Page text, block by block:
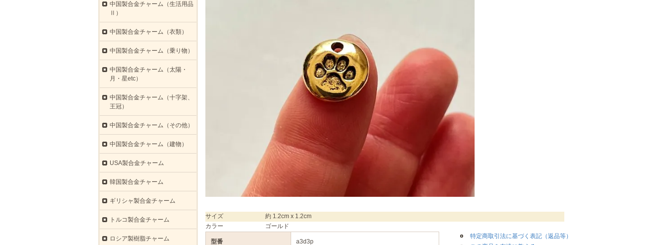
サイズ
約 1.2cm x 1.2cm
カラー
ゴールド
型番 a3d3p
特定商取引法に基づく表記（返品等）
中国製合金チャーム（生活用品
Ⅱ）
中国製合金チャーム（衣類）
中国製合金チャーム（乗り物）
中国製合金チャーム（太陽・
月・星etc）
中国製合金チャーム（十字架、
王冠）
中国製合金チャーム（その他）
中国製合金チャーム（建物）
USA製合金チャーム
韓国製合金チャーム
ギリシャ製合金チャーム
トルコ製合金チャーム
ロシア製樹脂チャーム